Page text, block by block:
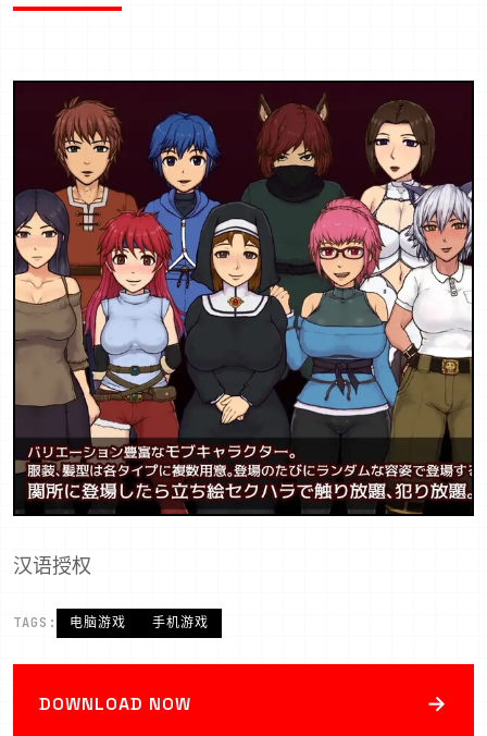
汉语授权
TAGS: 电脑游戏 手机游戏
DOWNLOAD NOW →